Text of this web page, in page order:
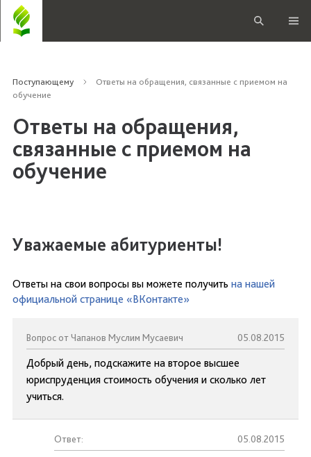
Поступающему
Ответы на обращения, связанные с приемом на
обучение
Ответы на обращения,
связанные с приемом на
обучение
Уважаемые абитуриенты!
Ответы на свои вопросы вы можете получить на нашей
официальной странице «ВКонтакте»
Вопрос от Чапанов Муслим Мусаевич 05.08.2015
Добрый день, подскажите на второе высшее
юриспруденция стоимость обучения и сколько лет
учиться.
Ответ: 05.08.2015